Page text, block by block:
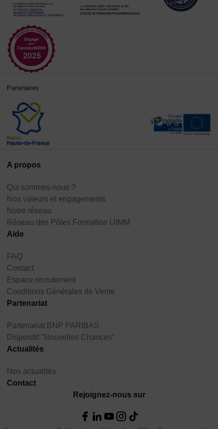
A propos
Qui sommes-nous ?
Nos valeurs et engagements
Notre réseau
Réseau des Pôles Formation UIMM
Aide
FAQ
Contact
Espace recrutement
Conditions Générales de Vente
Partenariat
Partenariat BNP PARIBAS
Dispositif "Nouvelles Chances"
Actualités
Nos actualités
Contact
Rejoignez-nous sur
Partenaires